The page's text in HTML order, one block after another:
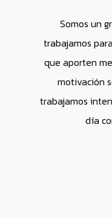
Somos un
trabajamos
que aporten
motivación
trabajamos
día